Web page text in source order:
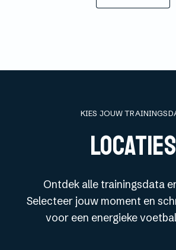
KIES JOUW
LOCATIES
Ontdek alle trainingsdata
Selecteer jouw moment en
voor een energieke